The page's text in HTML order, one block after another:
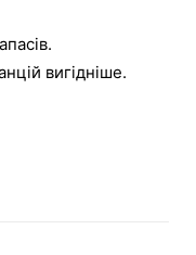
вигідніше.